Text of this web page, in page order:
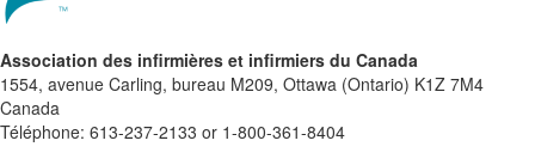
Association des infirmières et infirmiers du Canada
1554, avenue Carling, bureau M209, Ottawa (Ontario) K1Z 7M4
Canada
Téléphone: 613-237-2133 or 1-800-361-8404